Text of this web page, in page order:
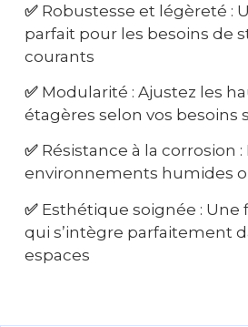
✅ Robustesse et légèreté :
parfait pour les besoins de
courants
✅ Modularité : Ajustez les
étagères selon vos besoins
✅ Résistance à la corrosion
environnements humides
✅ Esthétique soignée : Une
qui s’intègre parfaitement
espaces